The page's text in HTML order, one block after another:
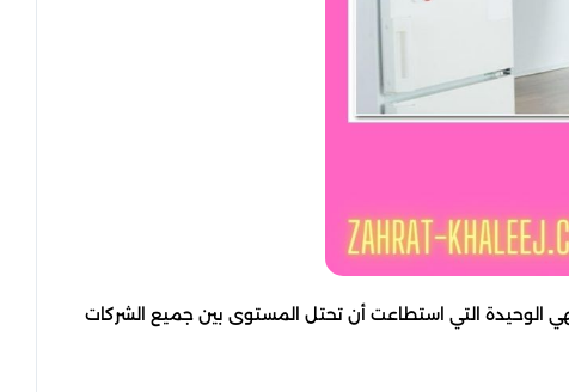
التي استطاعت أن تحتل المستوى بين جميع الشركات